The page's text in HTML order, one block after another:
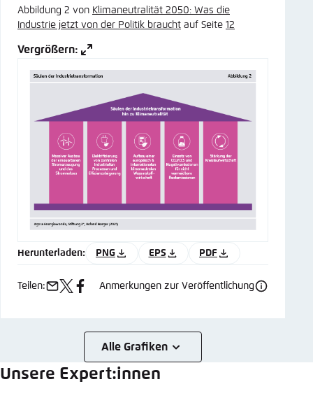
Abbildung 2 von Klimaneutralität 2050: Was die
Industrie jetzt von der Politik braucht auf Seite 12
Vergrößern:
Herunterladen: PNG EPS PDF
Teilen:
e- x facebook
Anmerkungen zur Veröffentlichung
Alle Grafiken
Unsere Expert:innen